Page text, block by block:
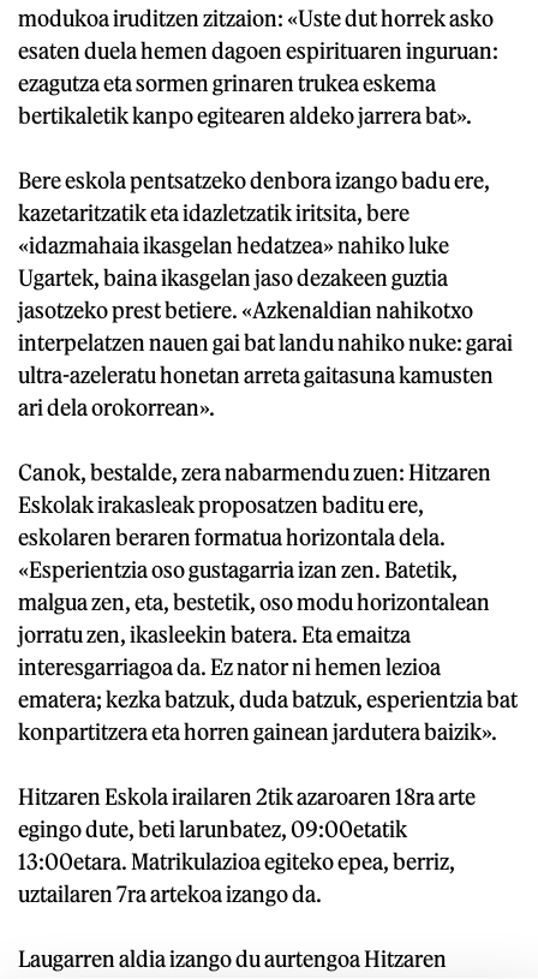
modukoa iruditzen zitzaion: «Uste dut horrek asko
esaten duela hemen dagoen espirituaren inguruan:
ezagutza eta sormen grinaren trukea eskema
bertikaletik kanpo egitearen aldeko jarrera bat».
Bere eskola pentsatzeko denbora izango badu ere,
kazetaritzatik eta idazletzatik iritsita, bere
«idazmahaia ikasgelan hedatzea» nahiko luke
Ugartek, baina ikasgelan jaso dezakeen guztia
jasotzeko prest betiere. «Azkenaldian nahikotxo
interpelatzen nauen gai bat landu nahiko nuke: garai
ultra-azeleratu honetan arreta gaitasuna kamusten
ari dela orokorrean».
Canok, bestalde, zera nabarmendu zuen: Hitzaren
Eskolak irakasleak proposatzen baditu ere,
eskolaren beraren formatua horizontala dela.
«Esperientzia oso gustagarria izan zen. Batetik,
malgua zen, eta, bestetik, oso modu horizontalean
jorratu zen, ikasleekin batera. Eta emaitza
interesgarriagoa da. Ez nator ni hemen lezioa
ematera; kezka batzuk, duda batzuk, esperientzia bat
konpartitzera eta horren gainean jardutera baizik».
Hitzaren Eskola irailaren 2tik azaroaren 18ra arte
egingo dute, beti larunbatez, 09:00etatik
13:00etara. Matrikulazioa egiteko epea, berriz,
uztailaren 7ra artekoa izango da.
Laugarren aldia izango du aurtengoa Hitzaren